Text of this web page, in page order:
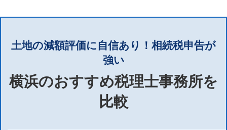
土地の減額評価に自信あり！相続税申告が
強い
横浜のおすすめ税理士事務所を
比較